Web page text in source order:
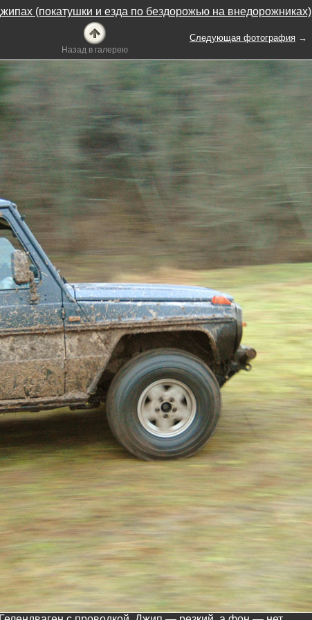
(покатушки и езда по бездорожью на внедорожниках)
Назад в галерею
Следующая фотография →